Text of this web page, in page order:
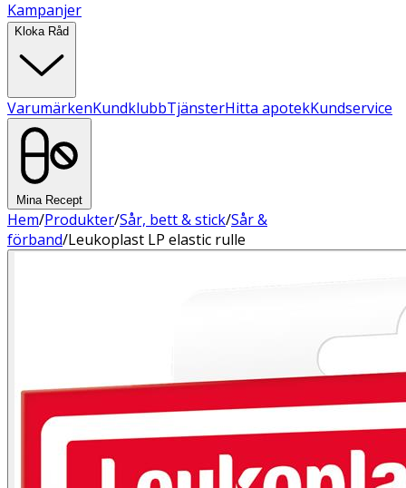
Kampanjer
Kloka Råd
VarumärkenKundklubbTjänsterHitta apotekKundservice
Mina Recept
Hem/Produkter/Sår, bett & stick/Sår &
förband/Leukoplast LP elastic rulle